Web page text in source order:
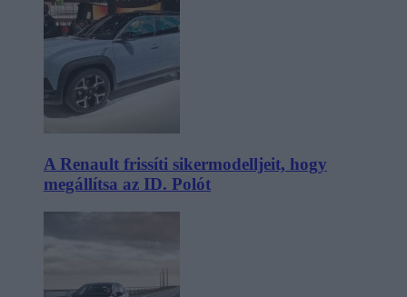
A Renault frissíti sikermodelljeit, hogy
megállítsa az ID. Polót